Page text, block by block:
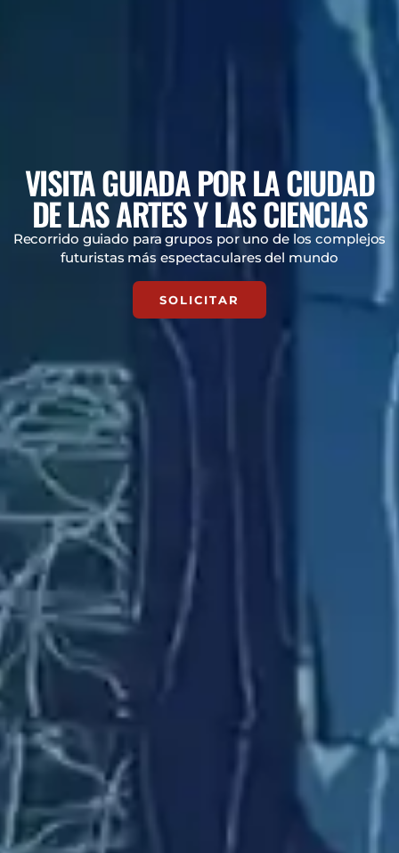
VISITA GUIADA POR LA CIUDAD
DE LAS ARTES Y LAS CIENCIAS
Recorrido guiado para grupos por uno de los complejos
futuristas más espectaculares del mundo
SOLICITAR